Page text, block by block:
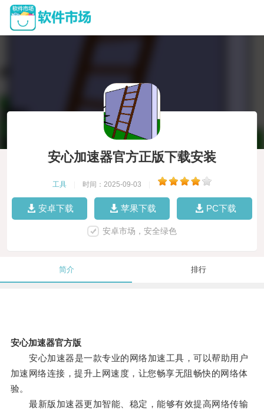
安心加速器官方正版下载安装
工具 时间：2025-09-03
安卓下载 苹果下载 PC下载
安卓市场，安全绿色
简介 排行
安心加速器官方版
安心加速器是一款专业的网络加速工具，可以帮助用户
加速网络连接，提升上网速度，让您畅享无阻畅快的网络体
验。
最新版加速器更加智能、稳定，能够有效提高网络传输